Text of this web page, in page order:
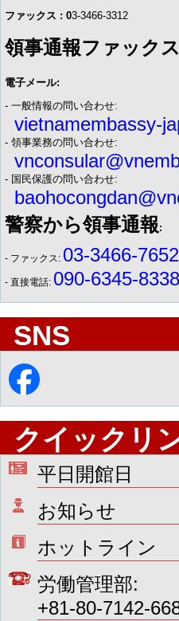
ファックス : 03-3466-3312
領事通報ファックス
電子メール:
- 一般情報の問い合わせ:
vietnamembassy-
- 領事業務の問い合わせ:
- 国民保護の問い合わせ:
警察から領事通報:
- ファックス: 03-3466-7652
- 直接電話: 090-6345-8338
SNS
クイックリ
平日開館日
お知らせ
ホットライン
労働管理部:
+81-80-7142-